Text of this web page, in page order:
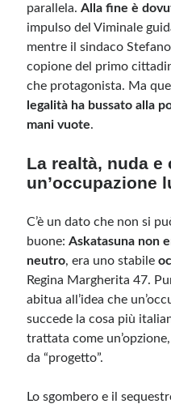
razzisti o che contengano dati
privacy. Alcune immagini inserite in
considerate di pubblico dominio.
immediatamente rimosse. L’autore del
Meta
Feed dei contenuti
Feed dei commenti
parallela.Alla fine è
impulso del Viminale
mentre il sindaco
copione del primo
che protagonista. Ma
legalità ha bussato alla
mani vuote.
La realtà, nuda e
un’occupazione
C’è un dato che non si
buone:Askatasuna non
neutro, era uno stabile
Regina Margherita 47.
abitua all’idea che
succede la cosa più
trattata come
da “progetto”.
Lo sgombero e il